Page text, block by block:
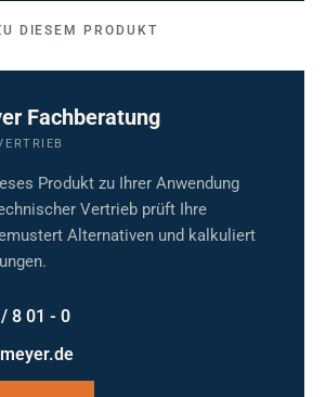
DIESEM PRODUKT
Fachberatung
Produkt zu Ihrer Anwendung
Vertrieb prüft Ihre
Alternativen und kalkuliert
8 01 - 0